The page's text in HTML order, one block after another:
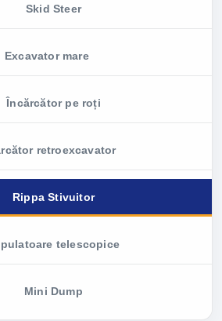
Skid Steer
Excavator mare
Încărcător pe roți
retroexcavator
Rippa Stivuitor
telescopice
Mini Dump